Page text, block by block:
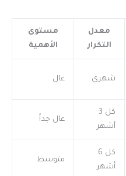
معدل
التكرار
مستوى
الأهمية
شهري عال
كل 3
أشهر
عال جداً
كل 6
أشهر
متوسط